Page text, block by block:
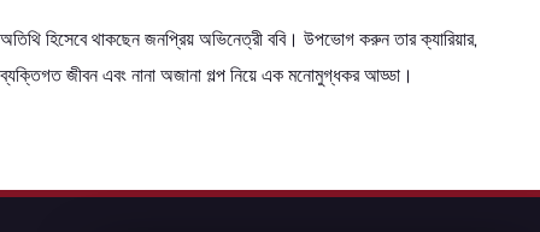
অতিথি হিসেবে থাকছেন জনপ্রিয় অভিনেত্রী ববি। উপভোগ করুন তার ক্যারিয়ার,
ব্যক্তিগত জীবন এবং নানা অজানা গল্প নিয়ে এক মনোমুগ্ধকর আড্ডা।